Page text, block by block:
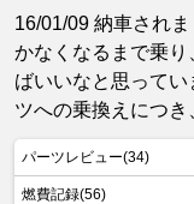
16/01/09 納車され
かなくなるまで乗
ばいいなと思って
ツへの乗換えにつき
パーツレビュー(34)
燃費記録(56)